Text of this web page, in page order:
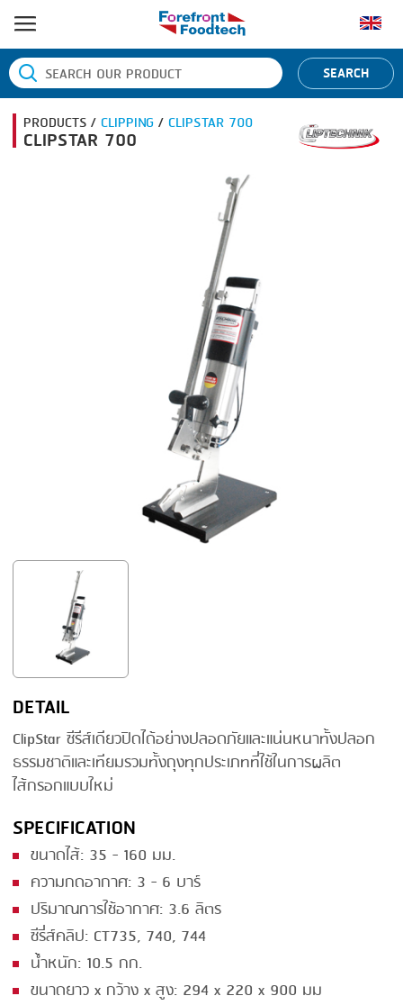
หน้าแรก
ประเภทสินค้า
BANDING
LOADER
MEMBRANING
PACKING
PEELING
SEARING
SKIN PACK
SKINNING
SMOKING
STEAMING
TRAY DENESTER
TRAY FORMING
TUMBLING
ยี่ห้อสินค้า
ORVED
SEARCH
PRODUCTS /CLIPPING/CLIPSTAR 700
CLIPSTAR 700
DETAIL
ClipStar ซีรีส์เดียวปิดได้อย่างปลอดภัยและแน่นหนาทั้งปลอก
ธรรมชาติและเทียมรวมทั้งถุงทุกประเภทที่ใช้ในการผลิต
ไส้กรอกแบบใหม่
SPECIFICATION
ขนาดไส้: 35 - 160 มม.
ความกดอากาศ: 3 - 6 บาร์
ปริมาณการใช้อากาศ: 3.6 ลิตร
ซีรี่ส์คลิป: CT735, 740, 744
น้ำหนัก: 10.5 กก.
ขนาดยาว x กว้าง x สูง: 294 x 220 x 900 มม